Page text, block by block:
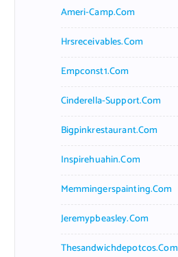
Ameri-Camp.com
Hrsreceivables.com
Empconst1.com
Cinderella-Support.com
Bigpinkrestaurant.com
Inspirehuahin.com
Memmingerspainting.com
Jeremypbeasley.com
Thesandwichdepotcos.com